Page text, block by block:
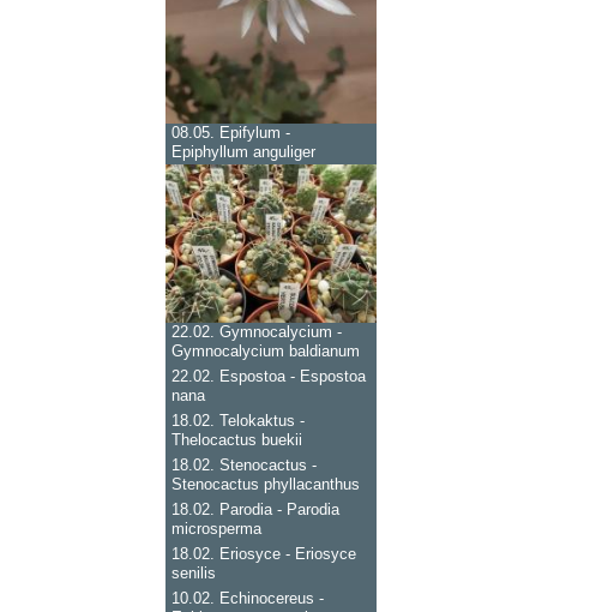
08.05. Epifylum -
Epiphyllum anguliger
22.02. Gymnocalycium -
Gymnocalycium baldianum
22.02. Espostoa - Espostoa
nana
18.02.
Telokaktus -
Thelocactus buekii
18.02. Stenocactus -
Stenocactus phyllacanthus
18.02. Parodia - Parodia
microsperma
18.02. Eriosyce - Eriosyce
senilis
10.02. Echinocereus -